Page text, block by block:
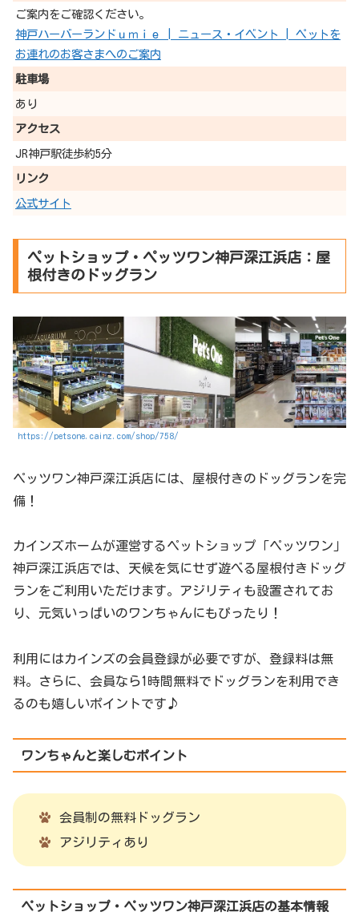
ご案内をご確認ください。
神戸ハーバーランドｕｍｉｅ | ニュース・イベント | ペットを
お連れのお客さまへのご案内
駐車場
あり
アクセス
JR神戸駅徒歩約5分
リンク
公式サイト
ペットショップ・ペッツワン神戸深江浜店：屋
根付きのドッグラン
https://petsone.cainz.com/shop/758/
ペッツワン神戸深江浜店には、屋根付きのドッグランを完
備！
カインズホームが運営するペットショップ「ペッツワン」
神戸深江浜店では、天候を気にせず遊べる屋根付きドッグ
ランをご利用いただけます。アジリティも設置されてお
り、元気いっぱいのワンちゃんにもぴったり！
利用にはカインズの会員登録が必要ですが、登録料は無
料。さらに、会員なら1時間無料でドッグランを利用でき
るのも嬉しいポイントです♪
ワンちゃんと楽しむポイント
会員制の無料ドッグラン
アジリティあり
ペットショップ・ペッツワン神戸深江浜店の基本情報